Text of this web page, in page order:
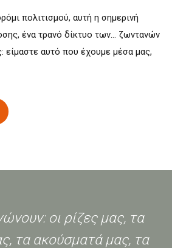
πολιτισμού, αυτή η σημερινή
ένα τρανό δίκτυο των… ζωντανών
είμαστε αυτό που έχουμε μέσα μας,
οι ρίζες μας, τα
τα ακούσματά μας, τα